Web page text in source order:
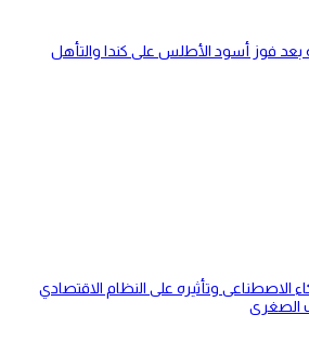
بعد فوز أسود الأطلس على كندا والتأهل
الاصطناعى وتأثيره على النظام الاقتصادي
الصغرى